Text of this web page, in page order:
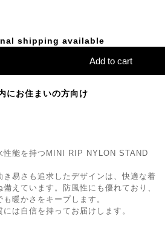
shipping available
Add to cart
にお住まいの方向け
性能を持つMINI RIP NYLON STAND
易さも追求したデザインは、快適な着
えています。防風性にも優れており、
暖かさをキープします。
は自信を持ってお届けします。